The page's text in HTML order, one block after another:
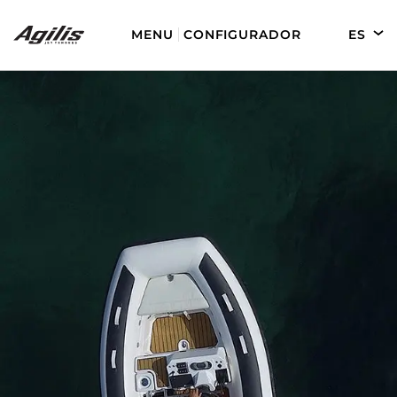
MENU CONFIGURADOR
ES
AGILIS 280E AGILIS 355C